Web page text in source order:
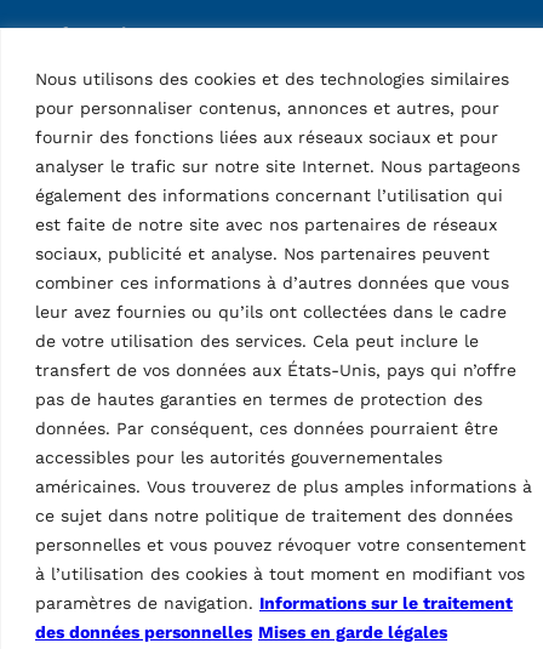
Nous utilisons des cookies et des technologies similaires
pour personnaliser contenus, annonces et autres, pour
fournir des fonctions liées aux réseaux sociaux et pour
analyser le trafic sur notre site Internet. Nous partageons
également des informations concernant l’utilisation qui
est faite de notre site avec nos partenaires de réseaux
sociaux, publicité et analyse. Nos partenaires peuvent
combiner ces informations à d’autres données que vous
leur avez fournies ou qu’ils ont collectées dans le cadre
de votre utilisation des services. Cela peut inclure le
transfert de vos données aux États-Unis, pays qui n’offre
pas de hautes garanties en termes de protection des
données. Par conséquent, ces données pourraient être
accessibles pour les autorités gouvernementales
américaines. Vous trouverez de plus amples informations à
ce sujet dans notre politique de traitement des données
personnelles et vous pouvez révoquer votre consentement
à l’utilisation des cookies à tout moment en modifiant vos
paramètres de navigation. Informations sur le traitement
des données personnelles Mises en garde légales
Informations
Société
Contactez
Support technique
Connexion Marketing
Pages
Informations sur le traitement des données personnelles
Mises en garde légales
Code de déontologie
Whistleblowing
Fraudes web
Conditions générales d’achat
Conditions générales de vente
Code de conduite à l’usage des fournisseurs
La transparence dans les chaînes d’approvisionnement
Élimination des emballages
Produits
Lifts
Wheel service
Diagnostic